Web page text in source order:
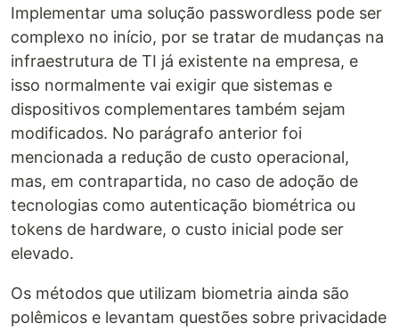
Implementar uma solução passwordless pode ser
complexo no início, por se tratar de mudanças na
infraestrutura de TI já existente na empresa, e
isso normalmente vai exigir que sistemas e
dispositivos complementares também sejam
modificados. No parágrafo anterior foi
mencionada a redução de custo operacional,
mas, em contrapartida, no caso de adoção de
tecnologias como autenticação biométrica ou
tokens de hardware, o custo inicial pode ser
elevado.
Os métodos que utilizam biometria ainda são
polêmicos e levantam questões sobre privacidade